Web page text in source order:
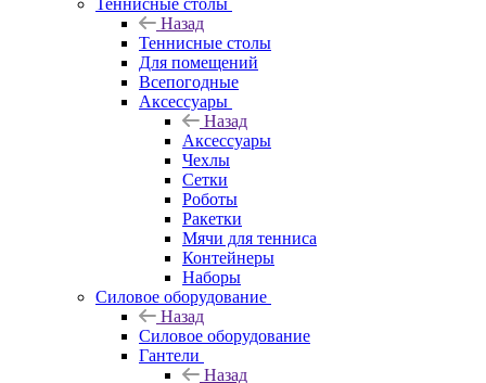
Теннисные столы
Назад
Теннисные столы
Для помещений
Всепогодные
Аксессуары
Назад
Аксессуары
Чехлы
Сетки
Роботы
Ракетки
Мячи для тенниса
Контейнеры
Наборы
Силовое оборудование
Назад
Силовое оборудование
Гантели
Назад